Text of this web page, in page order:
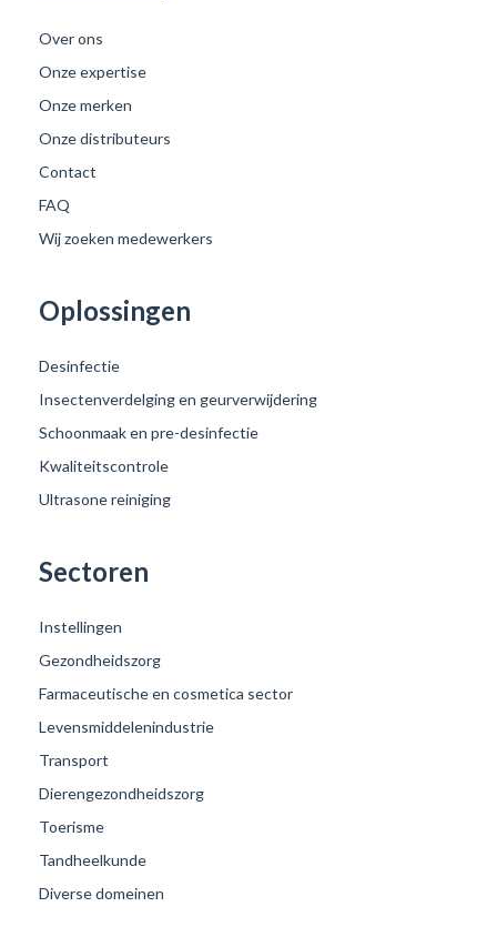
Over ons
Onze expertise
Onze merken
Onze distributeurs
Contact
FAQ
Wij zoeken medewerkers
Oplossingen
Desinfectie
Insectenverdelging en geurverwijdering
Schoonmaak en pre-desinfectie
Kwaliteitscontrole
Ultrasone reiniging
Sectoren
Instellingen
Gezondheidszorg
Farmaceutische en cosmetica sector
Levensmiddelenindustrie
Transport
Dierengezondheidszorg
Toerisme
Tandheelkunde
Diverse domeinen